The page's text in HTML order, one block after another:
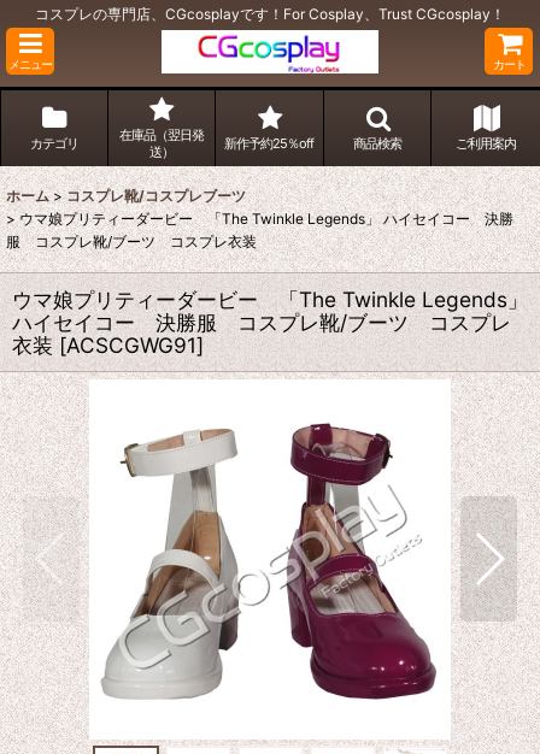
コスプレの専門店、CGcosplayです！For Cosplay、Trust CGcosplay！
メニュー カート
カテゴリ
在庫品（翌日発
送）
新作予約25％off 商品検索 ご利用案内
ホーム > コスプレ靴/コスプレブーツ
> ウマ娘プリティーダービー 「The Twinkle Legends」 ハイセイコー 決勝
服 コスプレ靴/ブーツ コスプレ衣装
ウマ娘プリティーダービー 「The Twinkle Legends」
ハイセイコー 決勝服 コスプレ靴/ブーツ コスプレ
衣装 [ACSCGWG91]